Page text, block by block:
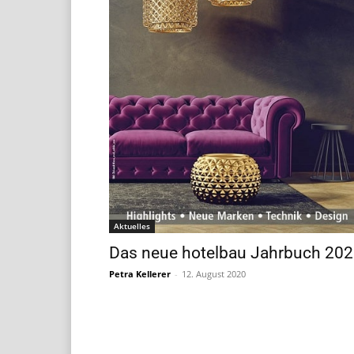
Aktuelles
Das neue hotelbau Jahrbuch
Petra Kellerer - 12. August 2020